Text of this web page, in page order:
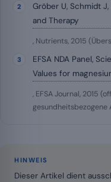
Gröber U, Schmidt
and Therapy
, Nutrients, 2015
EFSA NDA Panel,
Values for
, EFSA Journal, 2015
gesundheitsbezogene
HINWEIS
Dieser Artikel dient